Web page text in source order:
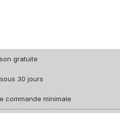
gratuite
30 jours
commande minimale